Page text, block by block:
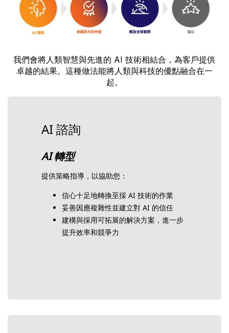
我們會將人類智慧與先進的 AI 技術相結合，為客戶提供
卓越的結果。這種做法能將人類與科技的優點融合在一
起。
AI 諮詢
AI 轉型
提供策略指導，以協助您：
信心十足地轉換至採 AI 技術的作業
妥善因應複雜性並建立對 AI 的信任
建構與採用可拓展的解決方案，進一步
提升效率和競爭力